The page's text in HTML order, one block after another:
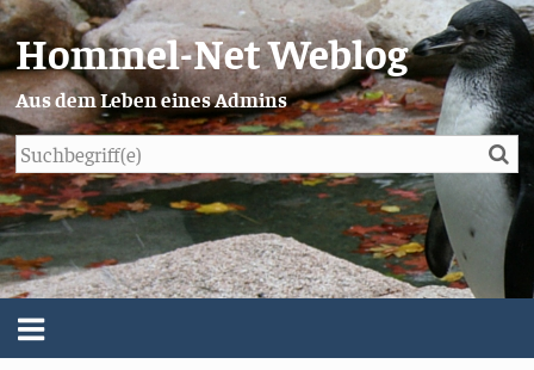
Hommel-Net Weblog
Aus dem Leben eines Admins